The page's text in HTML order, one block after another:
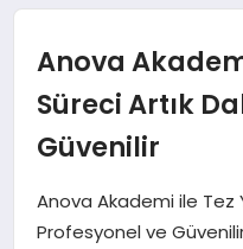
MAGAZIN
SAĞLIK
Anova
Süreci Artık
Güvenilir
Anova Akademi ile Tez
Profesyonel ve